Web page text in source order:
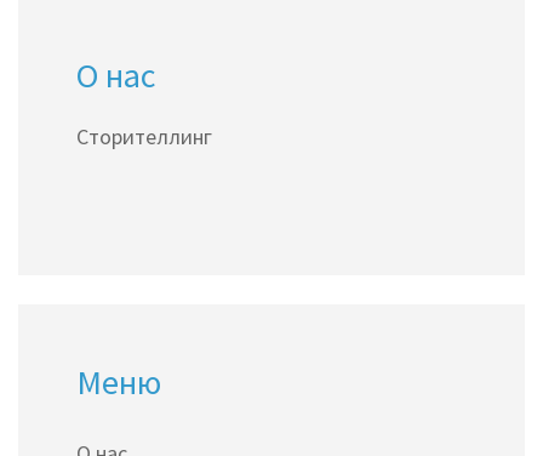
О нас
Сторителлинг
Меню